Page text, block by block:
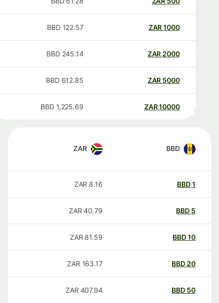
1000
ZAR
122.57
BBD
2000
ZAR
245.14
BBD
5000
ZAR
612.85
BBD
10000
ZAR
1,225.69
BBD
BBD
ZAR
BBD
8.16
ZAR
BBD
40.79
ZAR
BBD
81.59
ZAR
20
BBD
163.17
ZAR
50
BBD
407.94
ZAR